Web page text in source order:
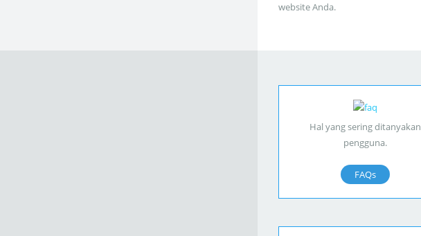
website Anda.
Hal yang sering ditanyakan
pengguna.
FAQs